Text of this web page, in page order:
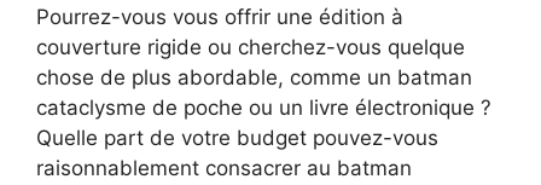
Pourrez-vous vous offrir une édition à
couverture rigide ou cherchez-vous quelque
chose de plus abordable, comme un batman
cataclysme de poche ou un livre électronique ?
Quelle part de votre budget pouvez-vous
raisonnablement consacrer au batman